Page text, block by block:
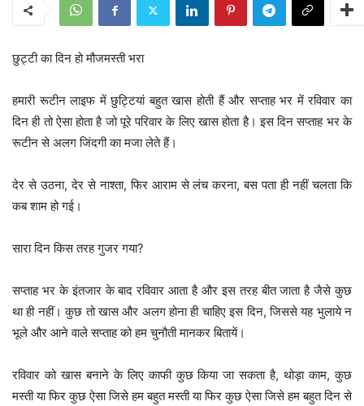
छुट्टी का दिन हो मौजमस्ती भरा
हमारी रूटीन लाइफ में छुट्टियां बहुत खास होती हैं और सप्ताह भर में रविवार का
दिन ही तो ऐसा होता है जो पूरे परिवार के लिए खास होता है। इस दिन सप्ताह भर के
रूटीन से अलग जिंदगी का मजा लेते हैं।
देर से उठना, देर से नाश्ता, फिर आराम से लंच करना, बस पता ही नहीं चलता कि
कब शाम हो गई।
सारा दिन किस तरह गुजर गया?
सप्ताह भर के इंतजार के बाद रविवार आता है और इस तरह बीत जाता है जैसे कुछ
था ही नहीं। कुछ तो खास और अलग होना ही चाहिए इस दिन, जिससे यह भुलाये न
भूले और आने वाले सप्ताह को हम चुनौती मानकर बितायें।
रविवार को खास बनाने के लिए काफी कुछ किया जा सकता है, थोड़ा काम, कुछ
मस्ती या फिर कुछ ऐसा जिसे हम बहुत मस्ती या फिर कुछ ऐसा जिसे हम बहुत दिन से